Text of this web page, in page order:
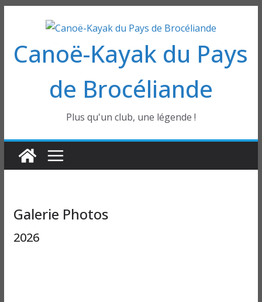
contenu
Canoë-Kayak du Pays
de Brocéliande
Plus qu'un club, une légende !
Galerie Photos
2026